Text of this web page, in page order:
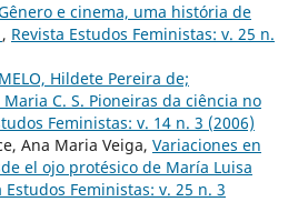
e cinema, uma história de
, Revista Estudos Feministas: v. 25 n.
MELO, Hildete Pereira de;
Maria C. S. Pioneiras da ciência no
Feministas: v. 14 n. 3 (2006)
Ana Maria Veiga, Variaciones en
el ojo protésico de María Luisa
Estudos Feministas: v. 25 n. 3